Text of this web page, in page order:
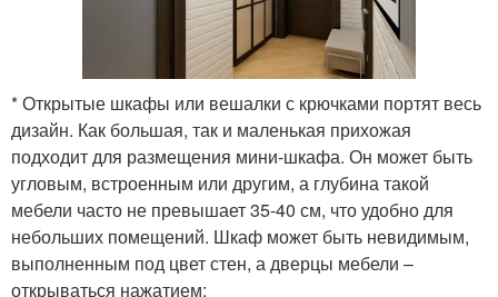
* Открытые шкафы или вешалки с крючками портят весь
дизайн. Как большая, так и маленькая прихожая
подходит для размещения мини-шкафа. Он может быть
угловым, встроенным или другим, а глубина такой
мебели часто не превышает 35-40 см, что удобно для
небольших помещений. Шкаф может быть невидимым,
выполненным под цвет стен, а дверцы мебели –
открываться нажатием;